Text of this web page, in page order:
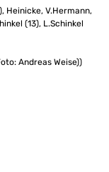
Heinicke, V.Hermann,
(13), L.Schinkel
Andreas Weise))